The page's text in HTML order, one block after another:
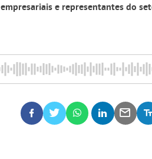
empresariais e representantes do